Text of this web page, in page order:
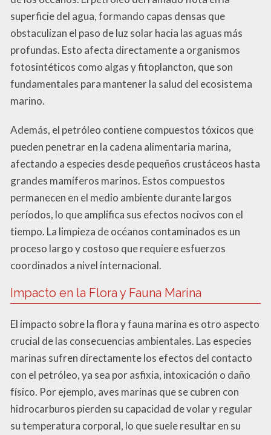
superficie del agua, formando capas densas que
obstaculizan el paso de luz solar hacia las aguas más
profundas. Esto afecta directamente a organismos
fotosintéticos como algas y fitoplancton, que son
fundamentales para mantener la salud del ecosistema
marino.
Además, el petróleo contiene compuestos tóxicos que
pueden penetrar en la cadena alimentaria marina,
afectando a especies desde pequeños crustáceos hasta
grandes mamíferos marinos. Estos compuestos
permanecen en el medio ambiente durante largos
períodos, lo que amplifica sus efectos nocivos con el
tiempo. La limpieza de océanos contaminados es un
proceso largo y costoso que requiere esfuerzos
coordinados a nivel internacional.
Impacto en la Flora y Fauna Marina
El impacto sobre la flora y fauna marina es otro aspecto
crucial de las consecuencias ambientales. Las especies
marinas sufren directamente los efectos del contacto
con el petróleo, ya sea por asfixia, intoxicación o daño
físico. Por ejemplo, aves marinas que se cubren con
hidrocarburos pierden su capacidad de volar y regular
su temperatura corporal, lo que suele resultar en su